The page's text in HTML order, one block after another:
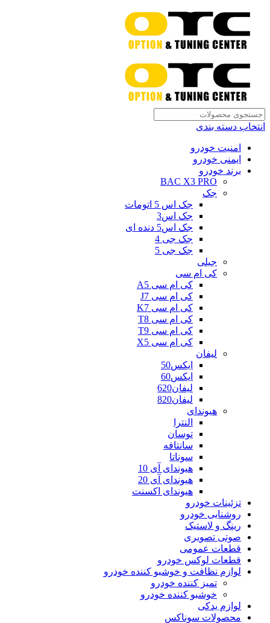
انتخاب دسته بندی
امنیت خودرو
ایمنی خودرو
برند خودرو
BAC X3 PRO
جک
جک اس 5 اتومات
جک اس3
جک اس5 دنده ای
جک جی 4
جک جی 5
جیلی
کی ام سی
کی ام سی A5
کی ام سی J7
کی ام سی K7
کی ام سی T8
کی ام سی T9
کی ام سی X5
لیفان
ایکس50
ایکس60
لیفان620
لیفان820
هیوندای
النترا
توسان
سانتافه
سوناتا
هیوندای آی 10
هیوندای آی 20
هیوندای اکسنت
تزئینات خودرو
روشنایی خودرو
رینگ و لاستیک
صوتی تصویری
قطعات عمومی
قطعات لوکس خودرو
لوازم نظافت و خوشبو کننده خودرو
تمیز کننده خودرو
خوشبو کننده خودرو
لوازم یدکی
محصولات سوناکس